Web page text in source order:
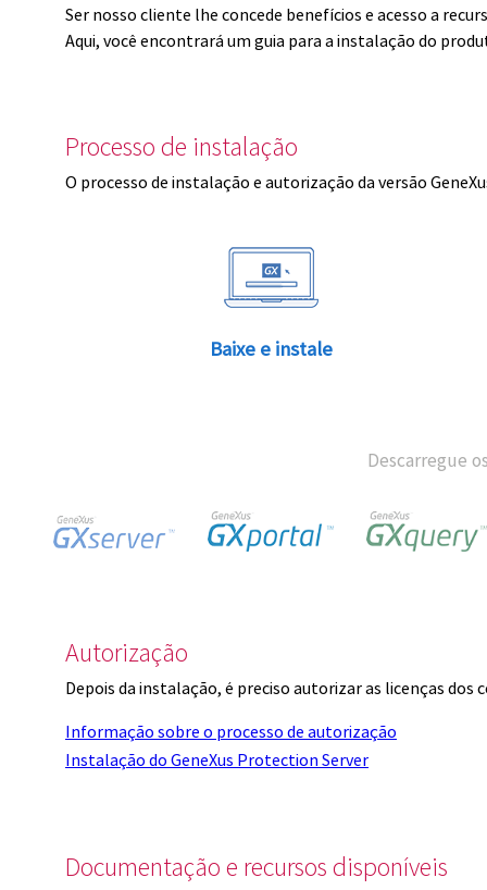
Ser nosso cliente lhe concede benefícios e acesso a
Aqui, você encontrará um guia para a instalação do
Processo de instalação
O processo de instalação e autorização da versão
Baixe e instale
Descarregue
Autorização
Depois da instalação, é preciso autorizar as licenças dos
Informação sobre o processo de autorização
Instalação do GeneXus Protection Server
Documentação e recursos disponíveis